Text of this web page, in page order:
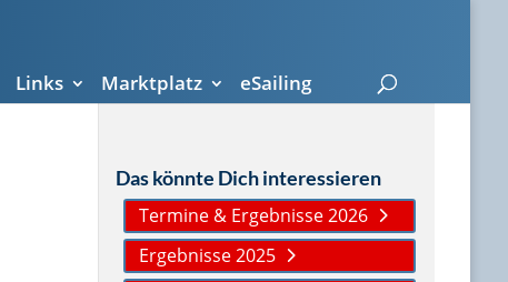
Links Marktplatz eSailing
Das könnte Dich interessieren
Termine & Ergebnisse 2026
Ergebnisse 2025